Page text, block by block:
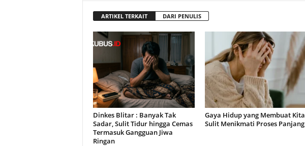
ARTIKEL TERKAIT DARI PENULIS
Dinkes Blitar : Banyak Tak
Sadar, Sulit Tidur hingga Cemas
Termasuk Gangguan Jiwa
Ringan
Gaya Hidup yang Membuat Kita
Sulit Menikmati Proses Panjang